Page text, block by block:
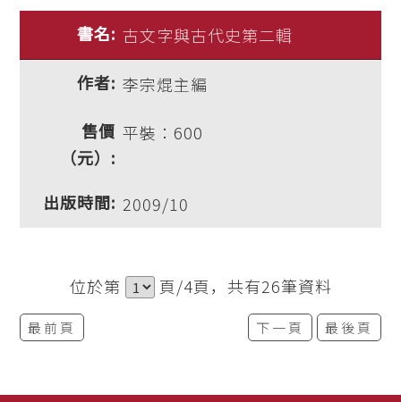
古文字與古代史第二輯
李宗焜主編
平裝：600
2009/10
位於第 頁/4頁，共有26筆資料
最前頁 下一頁 最後頁